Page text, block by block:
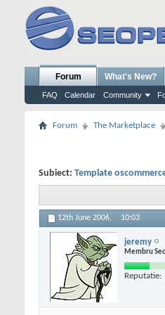
Forum
FAQ Calendar Community
What's New?
Forum The Marketplace
Subiect: Template
12th June 2006, 10:03
jeremy
Membru
Reputatie: